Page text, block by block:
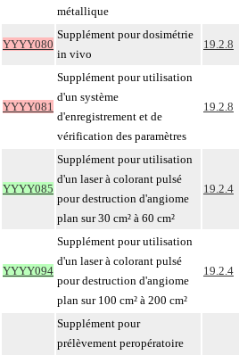
métallique
YYYY080
Supplément pour dosimétrie
in vivo
19.2.8
YYYY081
Supplément pour utilisation
d'un système
d'enregistrement et de
vérification des paramètres
19.2.8
YYYY085
Supplément pour utilisation
d'un laser à colorant pulsé
pour destruction d'angiome
plan sur 30 cm² à 60 cm²
19.2.4
YYYY094
Supplément pour utilisation
d'un laser à colorant pulsé
pour destruction d'angiome
plan sur 100 cm² à 200 cm²
19.2.4
Supplément pour
prélèvement peropératoire